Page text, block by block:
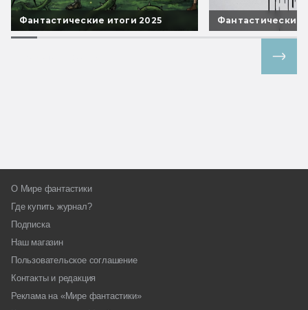
Фантастические итоги 2025 Фантастические
О Мире фантастики
Где купить журнал?
Подписка
Наш магазин
Пользовательское соглашение
Контакты и редакция
Реклама на «Мире фантастики»